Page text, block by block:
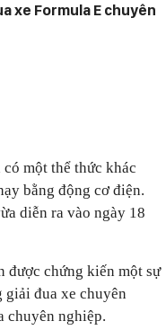
xe Formula E chuyên
một thể thức khác
bằng động cơ điện.
diễn ra vào ngày 18
được chứng kiến một sự
đua xe chuyên
chuyên nghiệp.